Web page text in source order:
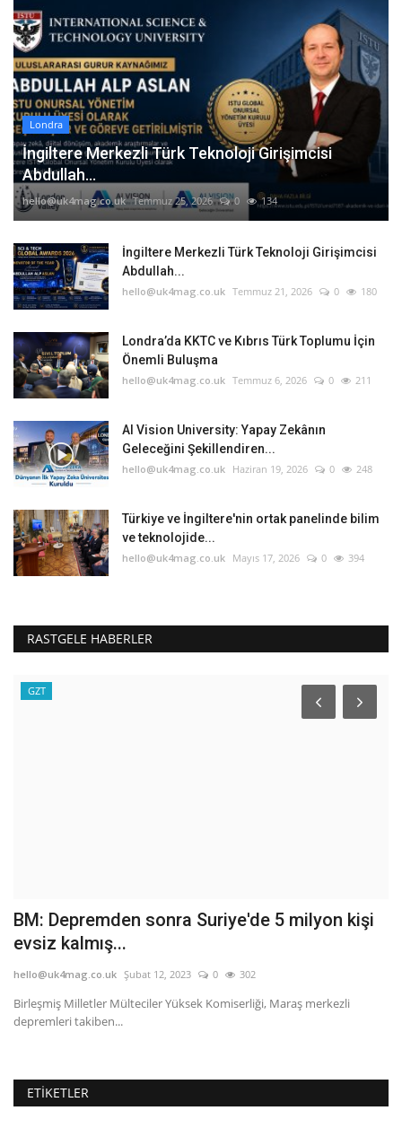
Londra
İngiltere Merkezli Türk Teknoloji Girişimcisi
Abdullah...
hello@uk4mag.co.uk Temmuz 25, 2026 0 134
İngiltere Merkezli Türk Teknoloji Girişimcisi
Abdullah...
hello@uk4mag.co.uk Temmuz 21, 2026 0 180
Londra’da KKTC ve Kıbrıs Türk Toplumu İçin
Önemli Buluşma
hello@uk4mag.co.uk Temmuz 6, 2026 0 211
AI Vision University: Yapay Zekânın
Geleceğini Şekillendiren...
hello@uk4mag.co.uk Haziran 19, 2026 0 248
Türkiye ve İngiltere'nin ortak panelinde bilim
ve teknolojide...
hello@uk4mag.co.uk Mayıs 17, 2026 0 394
RASTGELE HABERLER
GZT
BM: Depremden sonra Suriye'de 5 milyon kişi
evsiz kalmış...
hello@uk4mag.co.uk Şubat 12, 2023 0 302
Birleşmiş Milletler Mülteciler Yüksek Komiserliği, Maraş merkezli
depremleri takiben...
ETIKETLER